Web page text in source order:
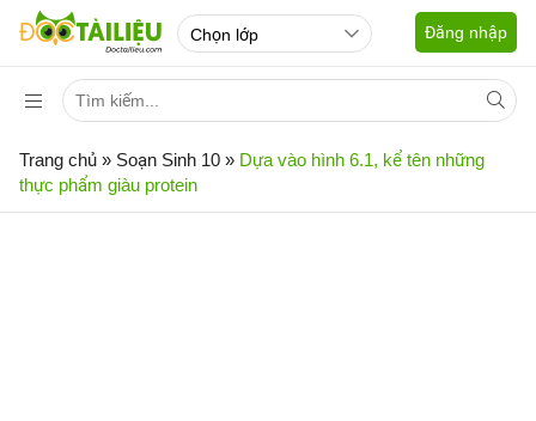
Đăng nhập
Trang chủ » Soạn Sinh 10 » Dựa vào hình 6.1, kể tên những
thực phẩm giàu protein